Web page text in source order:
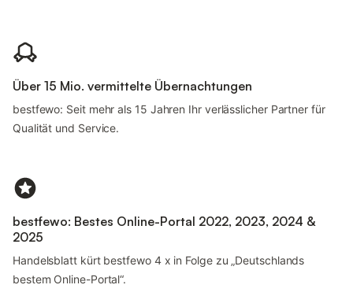
Über 15 Mio. vermittelte Übernachtungen
bestfewo: Seit mehr als 15 Jahren Ihr verlässlicher Partner für
Qualität und Service.
bestfewo: Bestes Online-Portal 2022, 2023, 2024 &
2025
Handelsblatt kürt bestfewo 4 x in Folge zu „Deutschlands
bestem Online-Portal“.